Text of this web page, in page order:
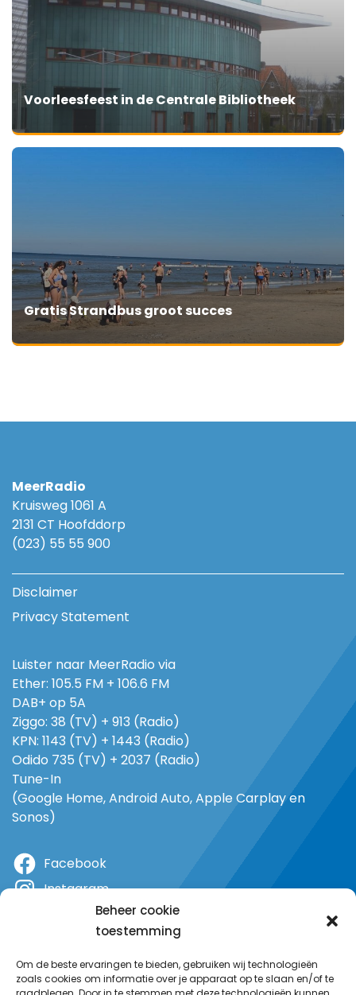
Beheer cookie
toestemming
Om de beste ervaringen te bieden, gebruiken wij technologieën
zoals cookies om informatie over je apparaat op te slaan en/of te
Voorleesfeest in de Centrale Bibliotheek
Gratis Strandbus groot succes
MeerRadio
Kruisweg 1061 A
2131 CT Hoofddorp
(023) 55 55 900
Disclaimer
Privacy Statement
Luister naar MeerRadio via
Ether: 105.5 FM + 106.6 FM
DAB+ op 5A
Ziggo: 38 (TV) + 913 (Radio)
KPN: 1143 (TV) + 1443 (Radio)
Odido 735 (TV) + 2037 (Radio)
Tune-In
(Google Home, Android Auto, Apple Carplay en
Sonos)
Facebook
Instagram
YouTube